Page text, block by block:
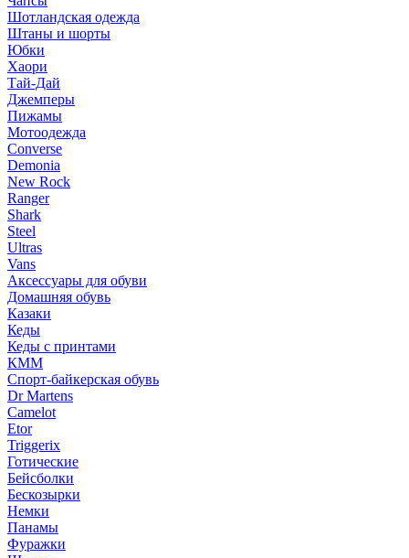
Шотландская одежда
Штаны и шорты
Юбки
Хаори
Тай-Дай
Джемперы
Пижамы
Мотоодежда
Converse
Demonia
New Rock
Ranger
Shark
Steel
Ultras
Vans
Аксессуары для обуви
Домашняя обувь
Казаки
Кеды
Кеды с принтами
КММ
Спорт-байкерская обувь
Dr Martens
Camelot
Etor
Triggerix
Готические
Бейсболки
Бескозырки
Немки
Панамы
Фуражки